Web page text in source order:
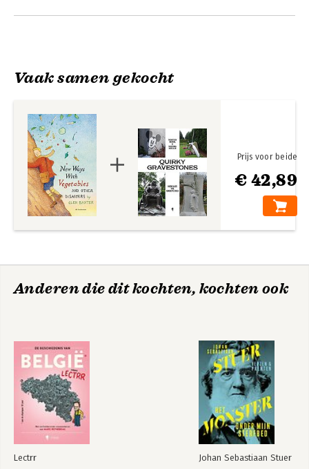
Vaak samen gekocht
€ 42,89
Prijs voor beide
Anderen die dit kochten, kochten ook
Lectrr Johan Sebastiaan Stuer